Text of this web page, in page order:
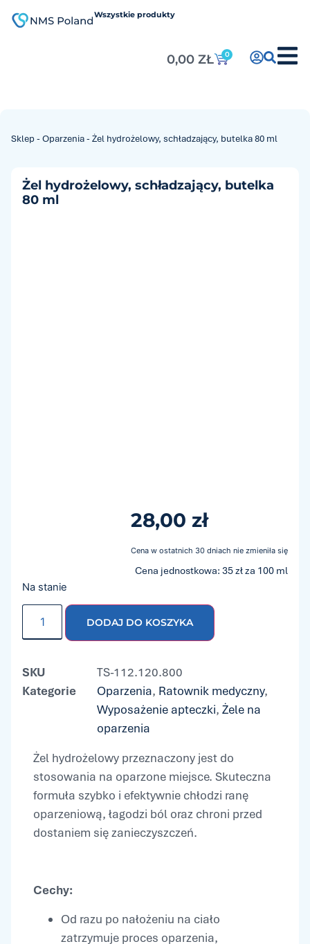
treści
Wszystkie produkty
0,00 ZŁ 0
Sklep- Oparzenia- Żel hydrożelowy, schładzający, butelka 80 ml
Żel hydrożelowy przeznaczony jest do
stosowania na oparzone miejsce. Skuteczna
formuła szybko i efektywnie chłodzi ranę
oparzeniową, łagodzi ból oraz chroni przed
dostaniem się zanieczyszczeń.
Cechy:
Od razu po nałożeniu na ciało
zatrzymuje proces oparzenia,
Żel hydrożelowy, schładzający, butelka
80 ml
28,00 zł
Cena w ostatnich 30 dniach nie zmieniła się
Cena jednostkowa: 35 zł za 100 ml
Na stanie
DODAJ DO KOSZYKA
SKU
TS-112.120.800
Kategorie
Oparzenia, Ratownik medyczny,
Wyposażenie apteczki, Żele na
oparzenia